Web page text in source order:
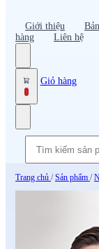
Giới thiệu
hàng
Liên hệ
0
Giỏ hàng
Trang chủ / Sản phẩm /